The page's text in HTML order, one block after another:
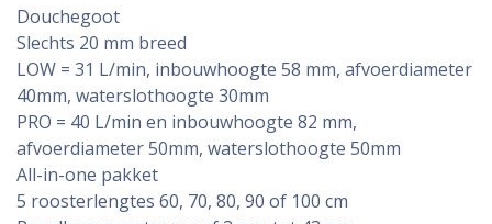
Douchegoot
Slechts 20 mm breed
LOW = 31 L/min, inbouwhoogte 58 mm, afvoerdiameter
40mm, waterslothoogte 30mm
PRO = 40 L/min en inbouwhoogte 82 mm,
afvoerdiameter 50mm, waterslothoogte 50mm
All-in-one pakket
5 roosterlengtes 60, 70, 80, 90 of 100 cm